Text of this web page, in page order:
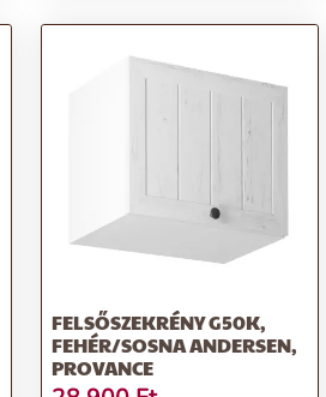
FELSŐSZEKRÉNY G50K,
FEHÉR/SOSNA ANDERSEN,
PROVANCE